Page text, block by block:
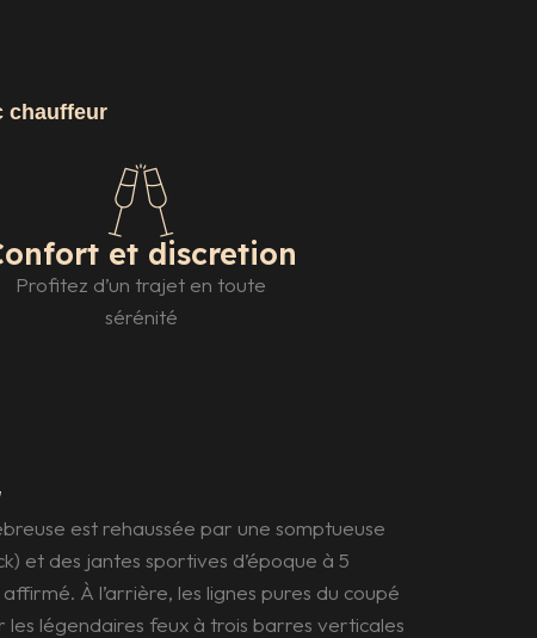
chauffeur
et discretion
Profitez d’un trajet en toute
sérénité
est rehaussée par une somptueuse
et des jantes sportives d’époque à 5
À l’arrière, les lignes pures du coupé
les légendaires feux à trois barres verticales